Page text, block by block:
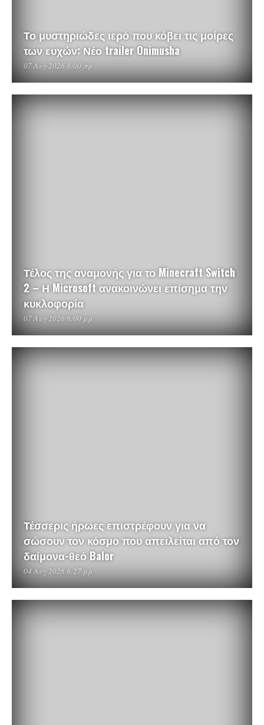
Το μυστηριώδες ιερό που κόβει τις μοίρες
των ευχών: Νέο trailer Onimusha
07 Αυγ 2026 8:00 πμ
Τέλος της αναμονής για το Minecraft Switch
2 – Η Microsoft ανακοινώνει επίσημα την
κυκλοφορία
07 Αυγ 2026 6:00 μμ
Τέσσερις ήρωες επιστρέφουν για να
σώσουν τον κόσμο που απειλείται από τον
δαίμονα-θεό Balor
04 Αυγ 2026 6:27 μμ